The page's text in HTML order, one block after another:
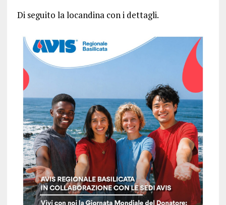
Di seguito la locandina con i dettagli.